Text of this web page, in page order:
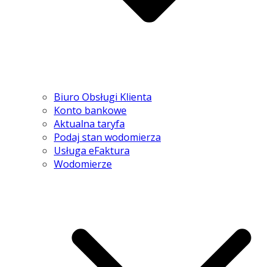
Biuro Obsługi Klienta
Konto bankowe
Aktualna taryfa
Podaj stan wodomierza
Usługa eFaktura
Wodomierze